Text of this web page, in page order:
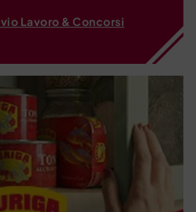
Lavoro & Concorsi